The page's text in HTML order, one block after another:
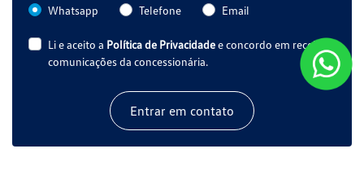
Whatsapp
Telefone Email
Li e aceito a Política de Privacidadee concordo em receber
comunicações da concessionária.
Entrar em contato